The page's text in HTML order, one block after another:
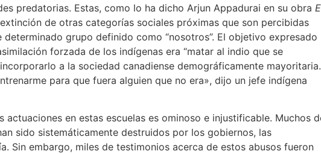
predatorias. Estas, como lo ha dicho Arjun Appadurai en su obra
de otras categorías sociales próximas que son percibidas
grupo definido como “nosotros”. El objetivo expresado
forzada de los indígenas era “matar al indio que se
a la sociedad canadiense demográficamente mayoritaria.
para que fuera alguien que no era», dijo un jefe indígena
actuaciones en estas escuelas es ominoso e injustificable. Muchos
sido sistemáticamente destruidos por los gobiernos, las
Sin embargo, miles de testimonios acerca de estos abusos fueron